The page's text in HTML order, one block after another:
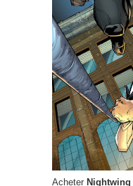
Acheter Nightwing